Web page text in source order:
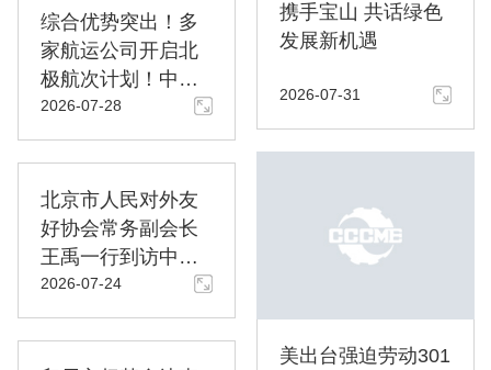
携手宝山 共话绿色
发展新机遇
2026-07-31
综合优势突出！多
家航运公司开启北
极航次计划！中欧
极地舱位全面开放
【附完整船期表】
2026-07-28
美出台强迫劳动301
北京市人民对外友
好协会常务副会长
王禹一行到访中国
机电商会
2026-07-24